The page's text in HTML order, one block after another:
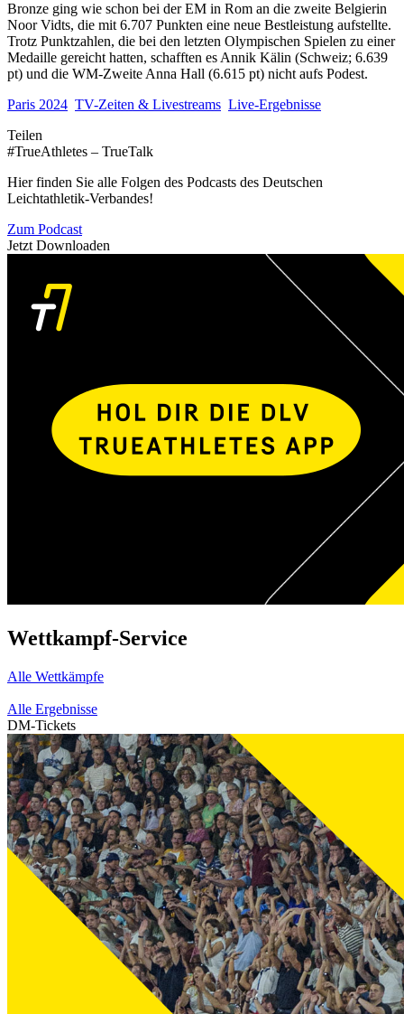
Bronze ging wie schon bei der EM in Rom an die zweite Belgierin
Noor Vidts, die mit 6.707 Punkten eine neue Bestleistung aufstellte.
Trotz Punktzahlen, die bei den letzten Olympischen Spielen zu einer
Medaille gereicht hatten, schafften es Annik Kälin (Schweiz; 6.639
pt) und die WM-Zweite Anna Hall (6.615 pt) nicht aufs Podest.
Paris 2024 TV-Zeiten & Livestreams Live-Ergebnisse
Teilen
#TrueAthletes – TrueTalk
Hier finden Sie alle Folgen des Podcasts des Deutschen
Leichtathletik-Verbandes!
Zum Podcast
Jetzt Downloaden
Wettkampf-Service
Alle Wettkämpfe
Alle Ergebnisse
DM-Tickets